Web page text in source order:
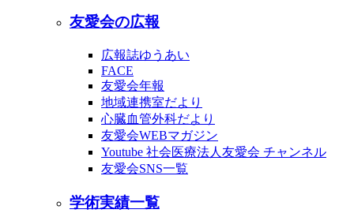
友愛会の広報
広報誌ゆうあい
FACE
友愛会年報
地域連携室だより
心臓血管外科だより
友愛会WEBマガジン
Youtube 社会医療法人友愛会 チャンネル
友愛会SNS一覧
学術実績一覧